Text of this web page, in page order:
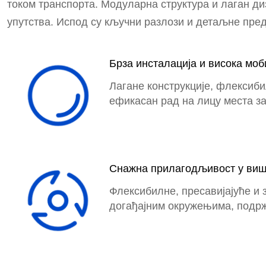
током транспорта. Модуларна структура и лаган
упутства. Испод су кључни разлози и детаљне
Брза инсталација и висока
Лагане конструкције,
ефикасан рад на лицу места
Снажна прилагодљивост у
Флексибилне, пресавијајуће
догађајним окружењима,